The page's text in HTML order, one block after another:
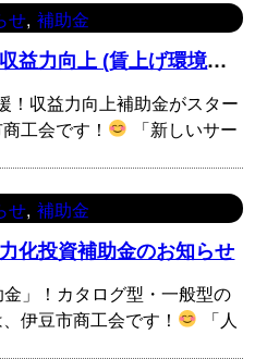
せ, 補助金
【
補助金】中小企業等収益力向上 (賃上げ環境整備)事業費補助金のお知らせ
！収益力向上補助金がスター
工会です！
「新しいサー
せ, 補助金
化投資補助金のお知らせ
」！カタログ型・一般型の
伊豆市商工会です！
「人